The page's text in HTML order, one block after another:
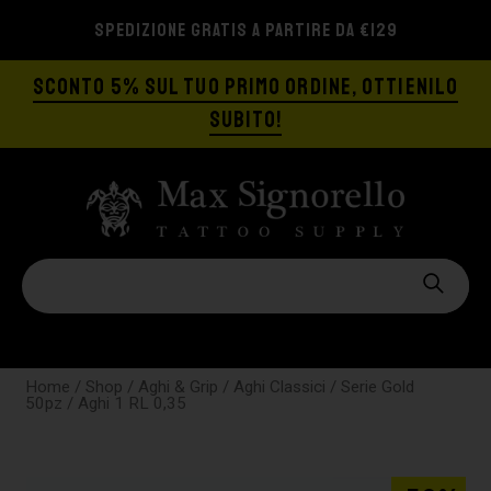
SPEDIZIONE GRATIS A PARTIRE DA €129
SCONTO 5% SUL TUO PRIMO ORDINE, OTTIENILO
SUBITO!
Home / Shop / Aghi & Grip / Aghi Classici / Serie Gold
50pz / Aghi 1 RL 0,35